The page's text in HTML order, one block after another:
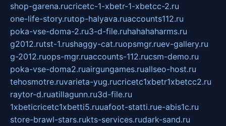
shop-garena.rucricetc-1-xbetr-1-xbetcc-2.ru
one-life-story.rutop-halyava.ruaccounts112.ru
poka-vse-doma-2.ru3-d-file.ruhahahaharms.ru
g2012.rutst-1.rushaggy-cat.ruopsmgr.ruev-gallery.ru
g-2012.ruops-mgr.ruaccounts-112.rucsm-demo.ru
poka-vse-doma2.ruairgungames.ruallseo-host.ru
tehosmotre.ruvarieta-yug.rucricetc1xbetr1xbetcc2.ru
raytor-d.ruatillagunn.ru3d-file.ru
1xbeticricetc1xbetti5.ruuafoot-statti.rue-abis1c.ru
store-brawl-stars.rukts-services.rudark-sand.ru